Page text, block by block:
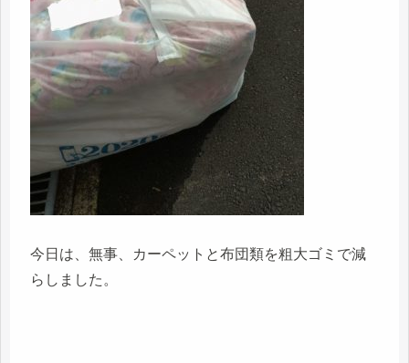
今日は、無事、カーペットと布団類を粗大ゴミで減
らしました。